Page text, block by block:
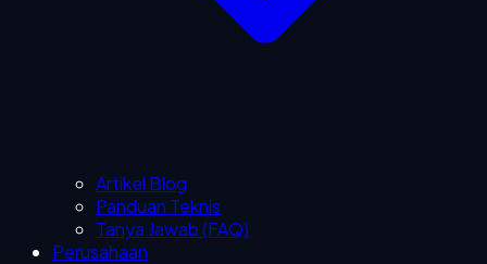
Artikel Blog
Panduan Teknis
Tanya Jawab (FAQ)
Perusahaan